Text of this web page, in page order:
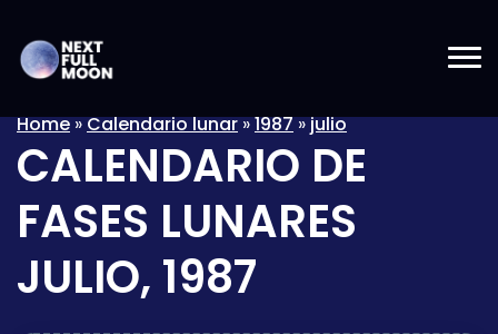
Home»Calendario lunar»1987»julio
CALENDARIO DE
FASES LUNARES
JULIO, 1987